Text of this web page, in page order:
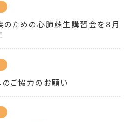
のための心肺蘇生講習会を８月
ご協力のお願い